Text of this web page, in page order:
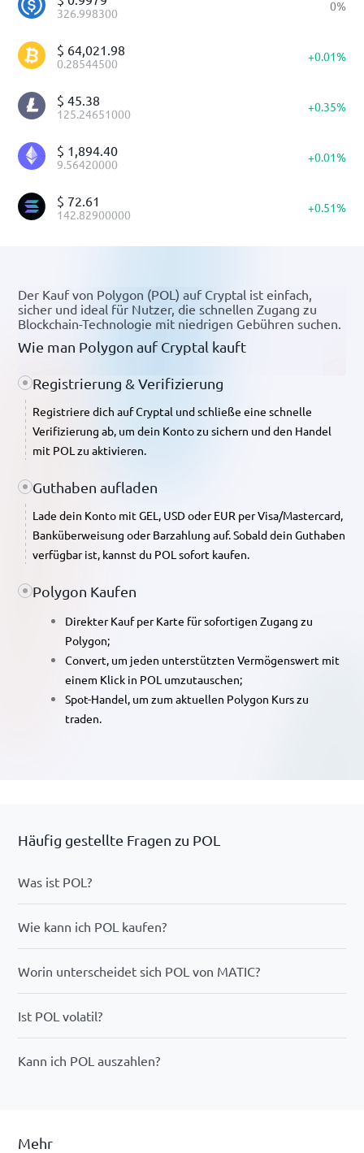
326.998300 0%
$ 64,021.98
0.28544500 +0.01%
$ 45.38
125.24651000 +0.35%
$ 1,894.40
9.56420000 +0.01%
$ 72.61
142.82900000 +0.51%
Wie man Polygon auf Cryptal kauft
Der Kauf von Polygon (POL) auf Cryptal ist einfach,
sicher und ideal für Nutzer, die schnellen Zugang zu
Blockchain-Technologie mit niedrigen Gebühren suchen.
Registrierung & Verifizierung
Registriere dich auf Cryptal und schließe eine schnelle
Verifizierung ab, um dein Konto zu sichern und den Handel
mit POL zu aktivieren.
Guthaben aufladen
Lade dein Konto mit GEL, USD oder EUR per Visa/Mastercard,
Banküberweisung oder Barzahlung auf. Sobald dein Guthaben
verfügbar ist, kannst du POL sofort kaufen.
Polygon Kaufen
Direkter Kauf per Karte für sofortigen Zugang zu
Polygon;
Convert, um jeden unterstützten Vermögenswert mit
einem Klick in POL umzutauschen;
Spot-Handel, um zum aktuellen Polygon Kurs zu
traden.
Häufig gestellte Fragen zu POL
Was ist POL?
Wie kann ich POL kaufen?
Worin unterscheidet sich POL von MATIC?
Ist POL volatil?
Kann ich POL auszahlen?
Mehr